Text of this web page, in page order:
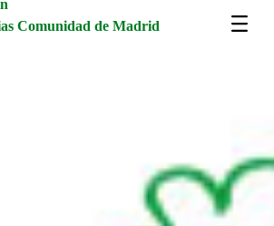
Comunidad de Madrid